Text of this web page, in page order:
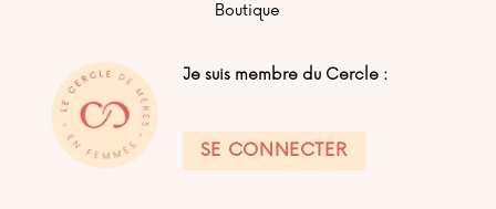
Boutique
Je suis membre du Cercle :
SE CONNECTER